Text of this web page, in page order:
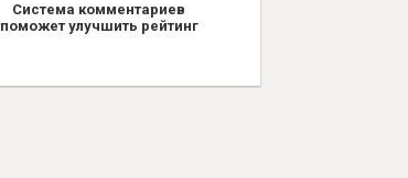
Система комментариев
поможет улучшить рейтинг